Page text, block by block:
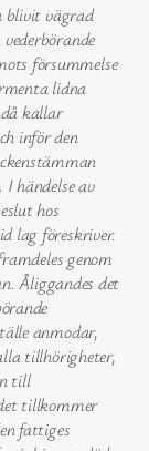
blivit vägrad
försummelse
lidna
kallar
inför den
händelse av
hos
lag föreskriver.
genom
Åliggandes det
anmodar,
tillhörigheter,
till
tillkommer
fattiges